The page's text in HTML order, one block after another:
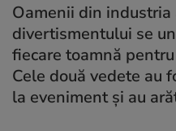
Oamenii din
divertismentului se
fiecare toamnă
Cele două vedete au
la eveniment și au